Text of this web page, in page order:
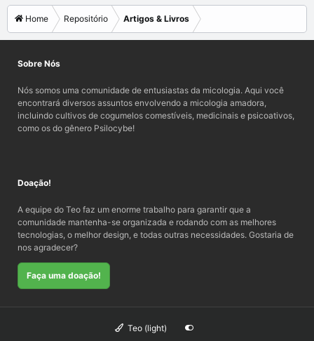
Home Repositório Artigos & Livros
Sobre Nós
Nós somos uma comunidade de entusiastas da micologia. Aqui você
encontrará diversos assuntos envolvendo a micologia amadora,
incluindo cultivos de cogumelos comestíveis, medicinais e psicoativos,
como os do gênero Psilocybe!
Doação!
A equipe do Teo faz um enorme trabalho para garantir que a
comunidade mantenha-se organizada e rodando com as melhores
tecnologias, o melhor design, e todas outras necessidades. Gostaria de
nos agradecer?
Faça uma doação!
Teo (light)